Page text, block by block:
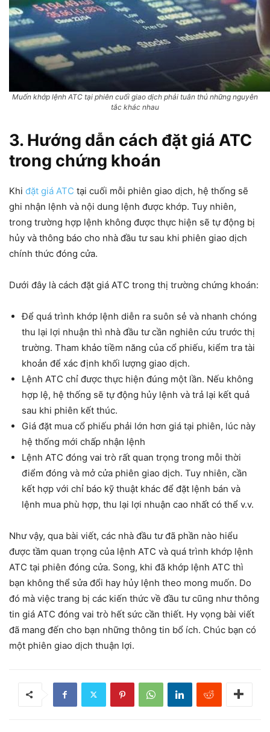
Muốn khớp lệnh ATC tại phiên cuối giao dịch phải tuân thủ những nguyên
tắc khác nhau
3. Hướng dẫn cách đặt giá ATC
trong chứng khoán
Khi đặt giá ATC tại cuối mỗi phiên giao dịch, hệ thống sẽ
ghi nhận lệnh và nội dung lệnh được khớp. Tuy nhiên,
trong trường hợp lệnh không được thực hiện sẽ tự động bị
hủy và thông báo cho nhà đầu tư sau khi phiên giao dịch
chính thức đóng cửa.
Dưới đây là cách đặt giá ATC trong thị trường chứng khoán:
Để quá trình khớp lệnh diễn ra suôn sẻ và nhanh chóng
thu lại lợi nhuận thì nhà đầu tư cần nghiên cứu trước thị
trường. Tham khảo tiềm năng của cổ phiếu, kiểm tra tài
khoản để xác định khối lượng giao dịch.
Lệnh ATC chỉ được thực hiện đúng một lần. Nếu không
hợp lệ, hệ thống sẽ tự động hủy lệnh và trả lại kết quả
sau khi phiên kết thúc.
Giá đặt mua cổ phiếu phải lớn hơn giá tại phiên, lúc này
hệ thống mới chấp nhận lệnh
Lệnh ATC đóng vai trò rất quan trọng trong mỗi thời
điểm đóng và mở cửa phiên giao dịch. Tuy nhiên, cần
kết hợp với chỉ báo kỹ thuật khác để đặt lệnh bán và
lệnh mua phù hợp, thu lại lợi nhuận cao nhất có thể v.v.
Như vậy, qua bài viết, các nhà đầu tư đã phần nào hiểu
được tầm quan trọng của lệnh ATC và quá trình khớp lệnh
ATC tại phiên đóng cửa. Song, khi đã khớp lệnh ATC thì
bạn không thể sửa đổi hay hủy lệnh theo mong muốn. Do
đó mà việc trang bị các kiến thức về đầu tư cũng như thông
tin giá ATC đóng vai trò hết sức cần thiết. Hy vọng bài viết
đã mang đến cho bạn những thông tin bổ ích. Chúc bạn có
một phiên giao dịch thuận lợi.